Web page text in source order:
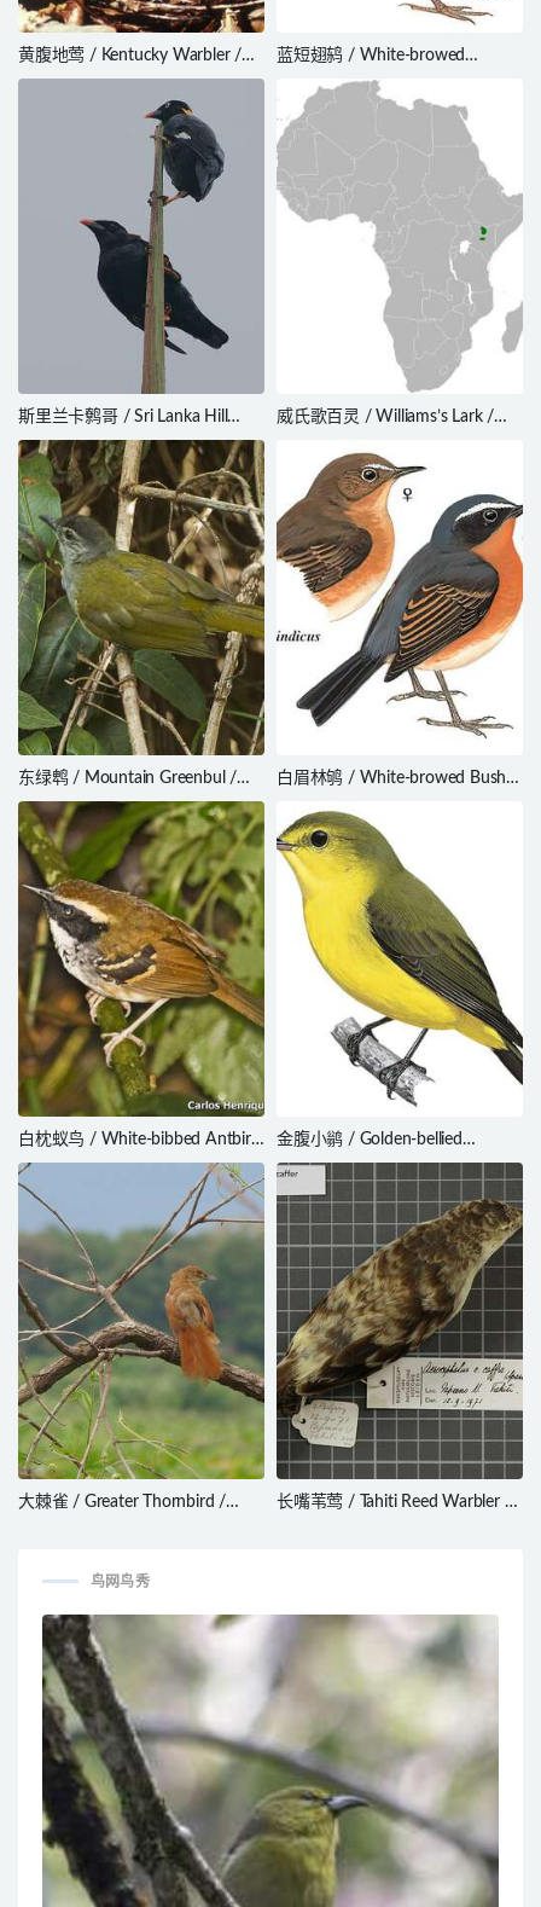
黄腹地莺 / Kentucky Warbler /
Geothlypis formosa
蓝短翅鸫 / White-browed
Shortwing / Brachypteryx
montana
斯里兰卡鹩哥 / Sri Lanka Hill
Myna / Gracula ptilogenys
威氏歌百灵 / Williams’s Lark /
东绿鹎 / Mountain Greenbul /
Arizelocichla nigriceps
白眉林鸲 / White-browed Bush
白枕蚁鸟 / White-bibbed Antbird
/ Myrmoderus loricatus
金腹小鹟 / Golden-bellied
Flyrobin / Microeca hemixantha
大棘雀 / Greater Thornbird /
长嘴苇莺 / Tahiti Reed Warbler /
鸟网鸟秀